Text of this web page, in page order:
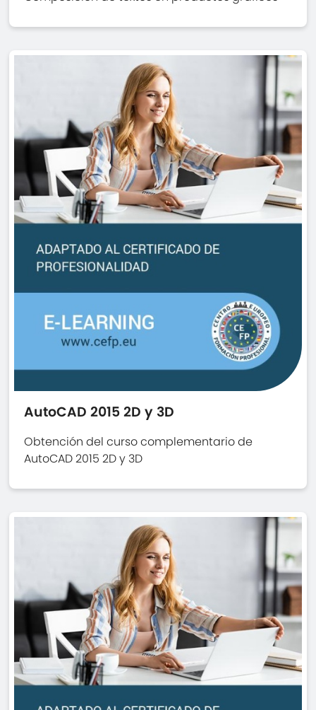
AutoCAD 2015 2D y 3D
Obtención del curso complementario de
AutoCAD 2015 2D y 3D